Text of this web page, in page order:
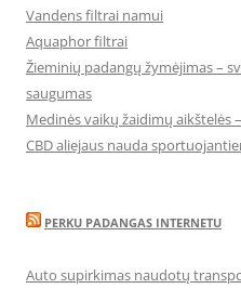
Vandens filtrai namui
Aquaphor filtrai
Žieminių padangų žymėjimas –
saugumas
Medinės vaikų žaidimų aikštelės
CBD aliejaus nauda
PERKU PADANGAS INTERNETU
Auto supirkimas naudotų